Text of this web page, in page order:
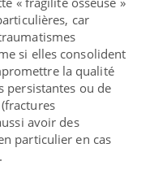
car
si elles consolident
la qualité
persistantes ou de
avoir des
particulier en cas